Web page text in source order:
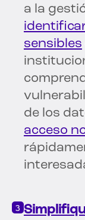
a la
sensibles
de los
acceso